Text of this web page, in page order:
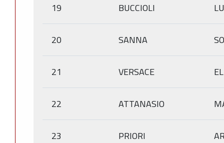
19 BUCCIOLI
20 SANNA
21 VERSACE
22 ATTANASIO
23 PRIORI